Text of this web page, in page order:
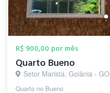
R$ 900,00 por mês
Quarto Bueno
Setor Marista, Goiânia - GO
Quarto no Bueno